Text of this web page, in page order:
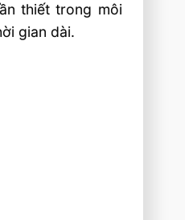
thiết trong môi
gian dài.